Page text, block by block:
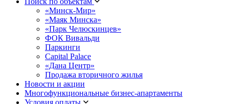
«Минск-Мир»
«Маяк Минска»
«Парк Челюскинцев»
ФОК Вивальди
Паркинги
Capital Palace
«Дана Центр»
Продажа вторичного жилья
Новости и акции
Многофункциональные бизнес-апартаменты
Условия оплаты